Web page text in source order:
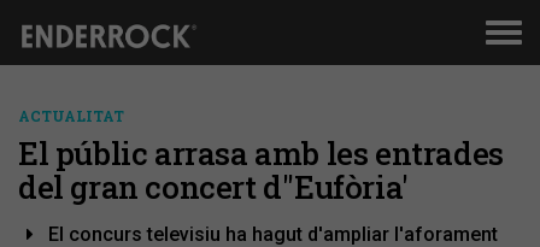
ACTUALITAT
El públic arrasa amb les entrades
del gran concert d''Eufòria'
El concurs televisiu ha hagut d'ampliar l'aforament